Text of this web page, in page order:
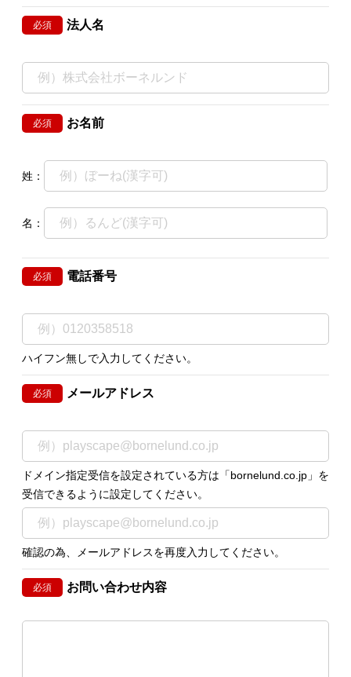
必須 法人名
必須 お名前
姓：
名：
必須 電話番号
ハイフン無しで入力してください。
必須 メールアドレス
ドメイン指定受信を設定されている方は「bornelund.co.jp」を
受信できるように設定してください。
確認の為、メールアドレスを再度入力してください。
必須 お問い合わせ内容